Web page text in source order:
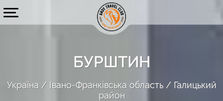
БУРШТИН
Україна Івано-Франківська область
Галицький
район